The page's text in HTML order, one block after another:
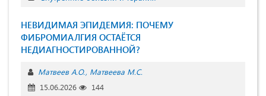
НЕВИДИМАЯ ЭПИДЕМИЯ: ПОЧЕМУ
ФИБРОМИАЛГИЯ ОСТАЁТСЯ
НЕДИАГНОСТИРОВАННОЙ?
Матвеев А.О. Матвеева М.С.
15.06.2026
144